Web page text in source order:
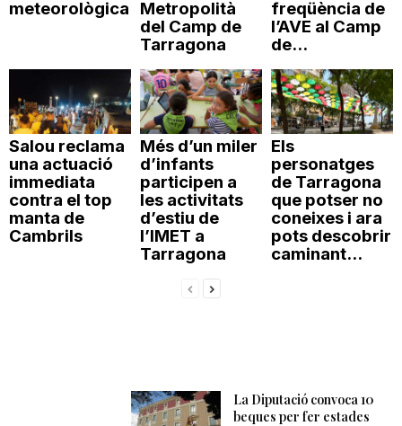
meteorològica
Metropolità
del Camp de
Tarragona
freqüència de
l’AVE al Camp
de...
Salou reclama
una actuació
immediata
contra el top
manta de
Cambrils
Més d’un miler
d’infants
participen a
les activitats
d’estiu de
l’IMET a
Tarragona
Els
personatges
de Tarragona
que potser no
coneixes i ara
pots descobrir
caminant...